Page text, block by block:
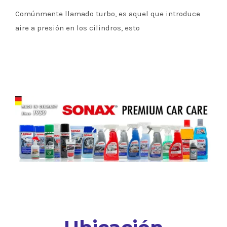
Comúnmente llamado turbo, es aquel que introduce
aire a presión en los cilindros, esto